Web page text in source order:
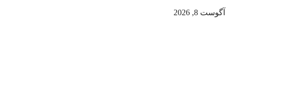
آگوست 8, 2026